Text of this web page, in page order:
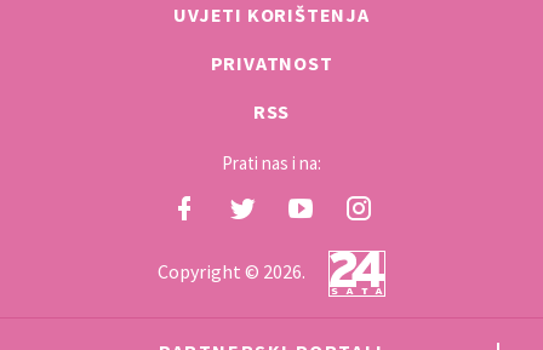
UVJETI KORIŠTENJA
PRIVATNOST
RSS
Prati nas i na:
Copyright © 2026.